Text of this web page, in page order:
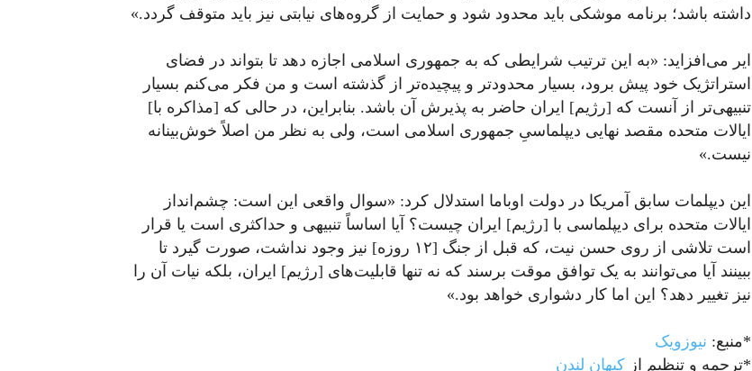
داشته باشد؛ برنامه موشکی باید محدود شود و حمایت از گروه‌های نیابتی نیز باید متوقف گردد.»
ایر می‌افزاید: «به این ترتیب شرایطی که به جمهوری اسلامی اجازه دهد تا بتواند در فضای
استراتژیک خود پیش برود، بسیار محدودتر و پیچیده‌تر از گذشته است و من فکر می‌کنم بسیار
تنبیهی‌تر از آنست که [رژیم] ایران حاضر به پذیرش آن باشد. بنابراین، در حالی که [مذاکره با]
ایالات متحده مقصد نهایی دیپلماسیِ جمهوری اسلامی است، ولی به نظر من اصلاً خوش‌بینانه
نیست.»
این دیپلمات سابق آمریکا در دولت اوباما استدلال کرد: «سوال واقعی این است: چشم‌انداز
ایالات متحده برای دیپلماسی با [رژیم] ایران چیست؟ آیا اساساً تنبیهی و حداکثری است یا قرار
است تلاشی از روی حسن نیت، که قبل از جنگ [۱۲ روزه] نیز وجود نداشت، صورت گیرد تا
ببینند آیا می‌توانند به یک توافق موقت برسند که نه تنها قابلیت‌های [رژیم] ایران، بلکه نیات آن را
نیز تغییر دهد؟ این اما کار دشواری خواهد بود.»
*منبع: نیوزویک
*ترجمه و تنظیم از کیهان لندن